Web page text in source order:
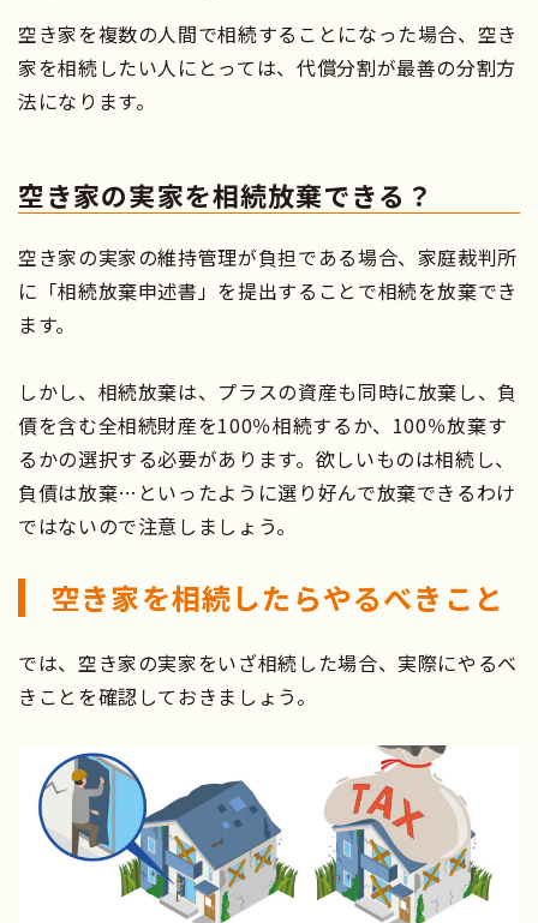
空き家を複数の人間で相続することになった場合、空き
家を相続したい人にとっては、代償分割が最善の分割方
法になります。
空き家の実家を相続放棄できる？
空き家の実家の維持管理が負担である場合、家庭裁判所
に「相続放棄申述書」を提出することで相続を放棄でき
ます。
しかし、相続放棄は、プラスの資産も同時に放棄し、負
債を含む全相続財産を100％相続するか、100％放棄す
るかの選択する必要があります。欲しいものは相続し、
負債は放棄…といったように選り好んで放棄できるわけ
ではないので注意しましょう。
空き家を相続したらやるべきこと
では、空き家の実家をいざ相続した場合、実際にやるべ
きことを確認しておきましょう。